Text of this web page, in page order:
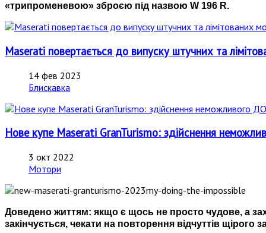
«трипроменевою» зброєю під назвою W 196 R.
Maserati повертається до випуску штучних та
14 фев 2023
Блискавка
Нове купе Maserati GranTurismo: здійснення
3 окт 2022
Мотори
Доведено життям: якщо є щось не просто чудове, а
закінчується, чекати на повторення відчуттів